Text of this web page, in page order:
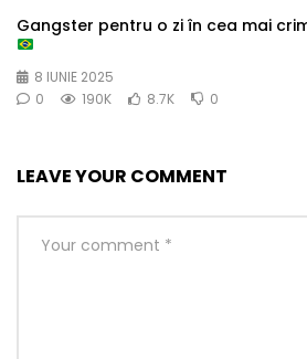
Gangster pentru o zi în cea mai
8 IUNIE 2025
0
190K 8.7K 0
LEAVE YOUR COMMENT